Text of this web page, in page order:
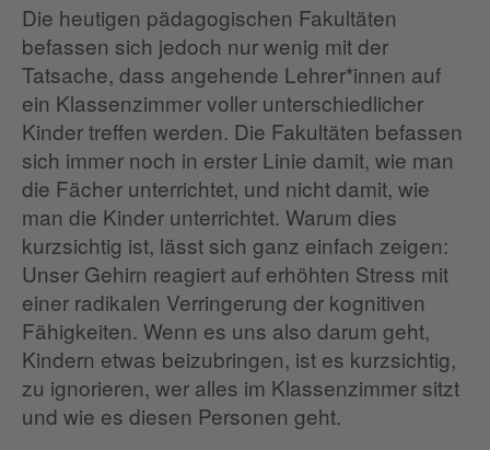
Die heutigen pädagogischen Fakultäten
befassen sich jedoch nur wenig mit der
Tatsache, dass angehende Lehrer*innen auf
ein Klassenzimmer voller unterschiedlicher
Kinder treffen werden. Die Fakultäten befassen
sich immer noch in erster Linie damit, wie man
die Fächer unterrichtet, und nicht damit, wie
man die Kinder unterrichtet. Warum dies
kurzsichtig ist, lässt sich ganz einfach zeigen:
Unser Gehirn reagiert auf erhöhten Stress mit
einer radikalen Verringerung der kognitiven
Fähigkeiten. Wenn es uns also darum geht,
Kindern etwas beizubringen, ist es kurzsichtig,
zu ignorieren, wer alles im Klassenzimmer sitzt
und wie es diesen Personen geht.